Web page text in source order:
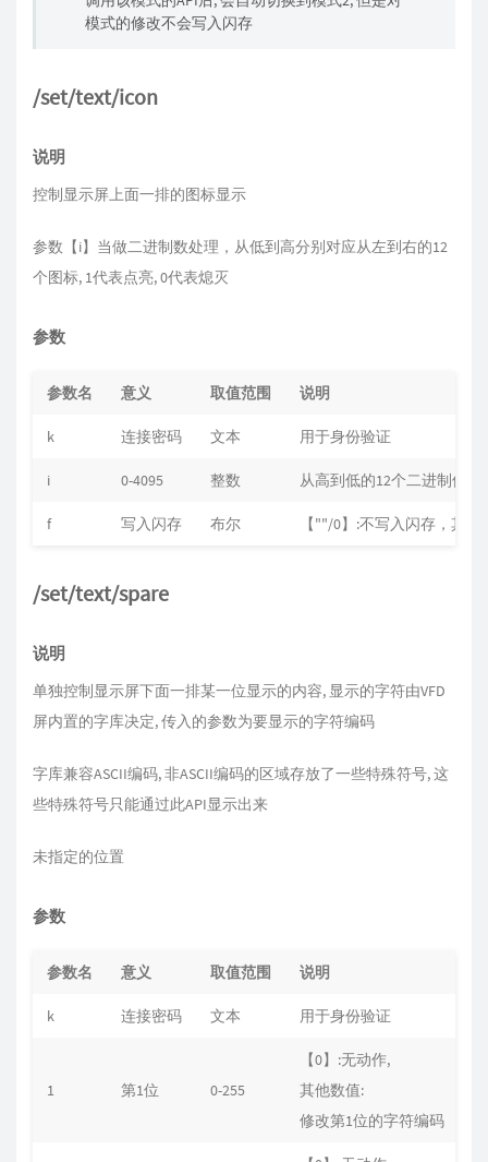
模式的修改不会写入闪存
/set/text/icon
说明
控制显示屏上面一排的图标显示
参数【i】当做二进制数处理，从低到高分别对应从左到右的12
个图标, 1代表点亮, 0代表熄灭
参数
参数名 意义 取值范围 说明
k 连接密码 文本 用于身份验证
i 0-4095 整数 从高到低的12个二进制位
f 写入闪存 布尔 【""/0】:不写入闪存，其
/set/text/spare
说明
单独控制显示屏下面一排某一位显示的内容, 显示的字符由VFD
屏内置的字库决定, 传入的参数为要显示的字符编码
字库兼容ASCII编码, 非ASCII编码的区域存放了一些特殊符号, 这
些特殊符号只能通过此API显示出来
未指定的位置
参数
参数名 意义 取值范围 说明
k 连接密码 文本 用于身份验证
1 第1位 0-255
【0】:无动作,
其他数值:
修改第1位的字符编码